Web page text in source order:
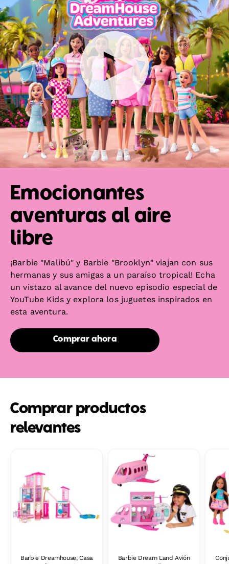
Play
Emocionantes
aventuras al aire
libre
¡Barbie "Malibú" y Barbie "Brooklyn" viajan con sus
hermanas y sus amigas a un paraíso tropical! Echa
un vistazo al avance del nuevo episodio especial de
YouTube Kids y explora los juguetes inspirados en
esta aventura.
Comprar ahora
Comprar productos
relevantes
Barbie Dreamhouse, Casa
Barbie Dream Land Avión